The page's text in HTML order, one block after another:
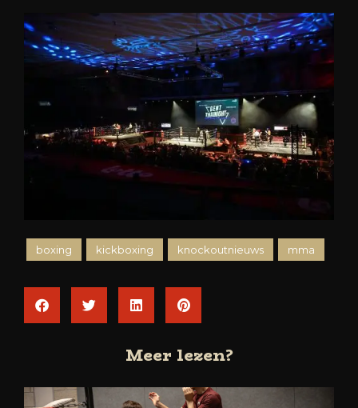
boxing kickboxing knockoutnieuws mma
Meer lezen?